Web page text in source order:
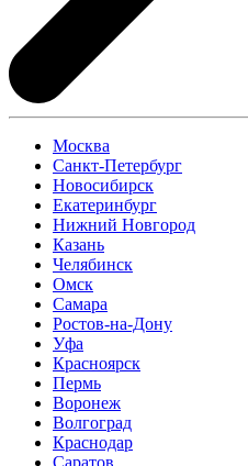
Москва
Санкт-Петербург
Новосибирск
Екатеринбург
Нижний Новгород
Казань
Челябинск
Омск
Самара
Ростов-на-Дону
Уфа
Красноярск
Пермь
Воронеж
Волгоград
Краснодар